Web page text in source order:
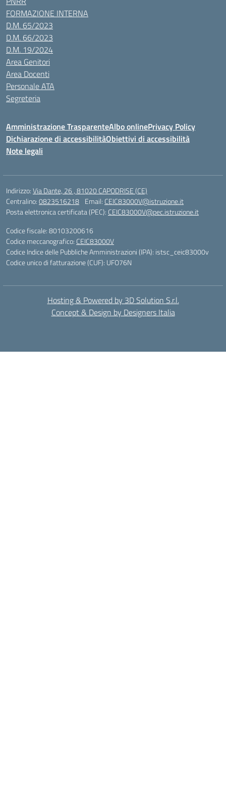
FORMAZIONE INTERNA
D.M. 65/2023
D.M. 66/2023
D.M. 19/2024
Area Genitori
Area Docenti
Personale ATA
Segreteria
Amministrazione TrasparenteAlbo onlinePrivacy Policy
Dichiarazione di accessibilitàObiettivi di accessibilità
Note legali
Indirizzo:Via Dante, 26 , 81020 CAPODRISE (CE)
Centralino:0823516218 Email: CEIC83000V@istruzione.it
Posta elettronica certificata (PEC): CEIC83000V@pec.istruzione.it
Codice fiscale: 80103200616
Codice meccanografico: CEIC83000V
Codice Indice delle Pubbliche Amministrazioni (IPA): istsc_ceic83000v
Codice unico di fatturazione (CUF): UFO76N
Hosting & Powered by 3D Solution S.r.l.
Concept & Design by Designers Italia